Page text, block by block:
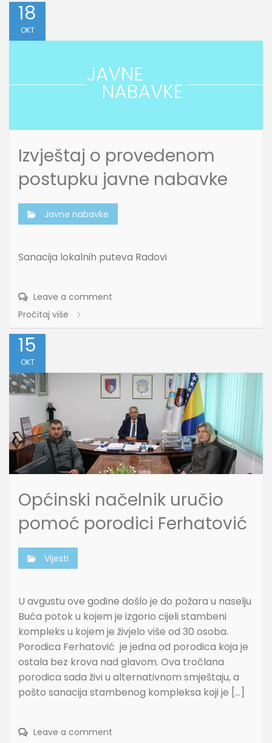
18
OKT
Izvještaj o provedenom
postupku javne nabavke
Javne nabavke
Sanacija lokalnih puteva Radovi
Leave a comment
Pročitaj više
15
OKT
Općinski načelnik uručio
pomoć porodici Ferhatović
Vijesti
U avgustu ove godine došlo je do požara u naselju
Buća potok u kojem je izgorio cijeli stambeni
kompleks u kojem je živjelo više od 30 osoba.
Porodica Ferhatović je jedna od porodica koja je
ostala bez krova nad glavom. Ova tročlana
porodica sada živi u alternativnom smještaju, a
pošto sanacija stambenog kompleksa koji je […]
Leave a comment